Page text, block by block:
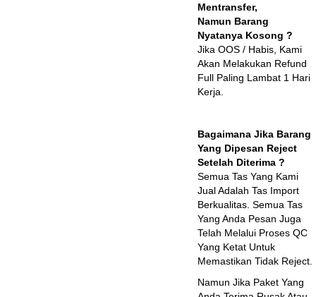
Mentransfer,
Namun Barang
Nyatanya Kosong ?
Jika OOS / Habis, Kami
Akan Melakukan Refund
Full Paling Lambat 1 Hari
Kerja.
Bagaimana Jika Barang
Yang Dipesan Reject
Setelah Diterima ?
Semua Tas Yang Kami
Jual Adalah Tas Import
Berkualitas. Semua Tas
Yang Anda Pesan Juga
Telah Melalui Proses QC
Yang Ketat Untuk
Memastikan Tidak Reject.
Namun Jika Paket Yang